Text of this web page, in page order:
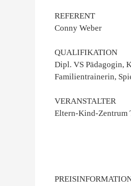
REFERENT
Conny Weber
QUALIFIKATION
Dipl. VS Pädagogin,
Familientrainerin,
VERANSTALTER
Eltern-Kind-Zentrum